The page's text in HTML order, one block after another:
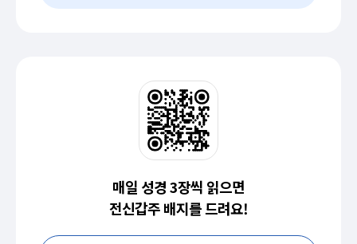
매일 성경 3장씩 읽으면
전신갑주 배지를 드려요!